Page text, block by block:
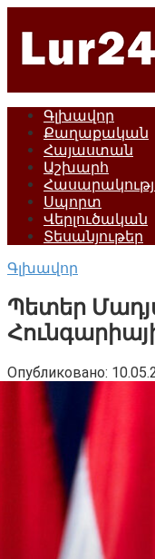
Գլխավոր
Քաղաքական
Հայաստան
Աշխարհ
Սպորտ
Վերլուծական
Տեսանյութեր
Գլխավոր
Պետեր
Опубликовано: